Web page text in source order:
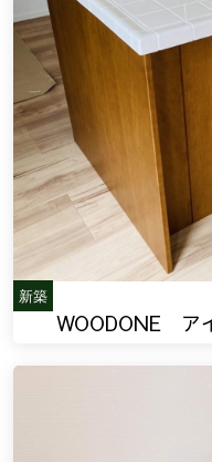
新築
WOODONE ア